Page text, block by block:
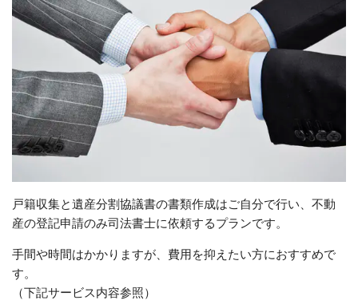
戸籍収集と遺産分割協議書の書類作成はご自分で行い、不動
産の登記申請のみ司法書士に依頼するプランです。
手間や時間はかかりますが、費用を抑えたい方におすすめで
す。
（下記サービス内容参照）